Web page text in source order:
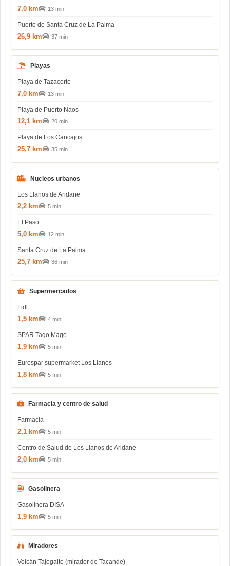
7,0 km 13 min
Puerto de Santa Cruz de La Palma
26,9 km 37 min
Playas
Playa de Tazacorte
7,0 km 13 min
Playa de Puerto Naos
12,1 km 20 min
Playa de Los Cancajos
25,7 km 35 min
Nucleos urbanos
Los Llanos de Aridane
2,2 km 5 min
El Paso
5,0 km 12 min
Santa Cruz de La Palma
25,7 km 36 min
Supermercados
Lidl
1,5 km 4 min
SPAR Tago Mago
1,9 km 5 min
Eurospar supermarket Los Llanos
1,8 km 5 min
Farmacia y centro de salud
Farmacia
2,1 km 5 min
Centro de Salud de Los Llanos de Aridane
2,0 km 5 min
Gasolinera
Gasolinera DISA
1,9 km 5 min
Miradores
Volcán Tajogaite (mirador de Tacande)